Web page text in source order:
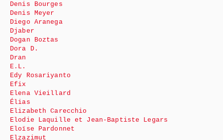
Denis Bourges
Denis Meyer
Diego Aranega
Djaber
Dogan Boztas
Dora D.
Dran
E.L.
Edy Rosariyanto
Efix
Elena Vieillard
Élias
Elizabeth Carecchio
Elodie Laquille et Jean-Baptiste Legars
Eloïse Pardonnet
Elzazimut